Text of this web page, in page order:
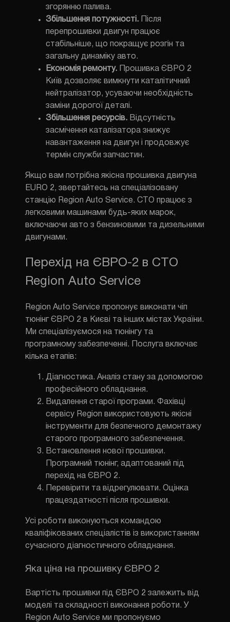
згорянню палива.
Збільшення потужності. Після
перепрошивки двигун працює
стабільніше, що покращує розгін та
загальну динаміку авто.
Економія ремонту. Прошивка ЄВРО 2
Київ дозволяє вимкнути каталітичний
нейтралізатор, усуваючи необхідність
заміни дорогої деталі.
Збільшення ресурсів. Відсутність
засмічення каталізатора знижує
навантаження на двигун і продовжує
термін служби запчастин.
Якщо вам потрібна якісна прошивка двигуна
EURO 2, звертайтесь на спеціалізовану
станцію Region Auto Service. СТО працює з
легковими машинами будь-яких марок,
включаючи авто з бензиновими та дизельними
двигунами.
Перехід на ЄВРО-2 в СТО
Region Auto Service
Region Auto Service пропонує виконати чіп
тюнінг ЄВРО 2 в Києві та інших містах України.
Ми спеціалізуємося на тюнінгу та
програмному забезпеченні. Послуга включає
кілька етапів:
Діагностика. Аналіз стану за допомогою
професійного обладнання.
Видалення старої програми. Фахівці
сервісу Region використовують якісні
інструменти для безпечного демонтажу
старого програмного забезпечення.
Встановлення нової прошивки.
Програмний тюнінг, адаптований під
перехід на ЄВРО 2.
Перевірити та відрегулювати. Оцінка
працездатності після прошивки.
Усі роботи виконуються командою
кваліфікованих спеціалістів із використанням
сучасного діагностичного обладнання.
Яка ціна на прошивку ЄВРО 2
Вартість прошивки під ЄВРО 2 залежить від
моделі та складності виконання роботи. У
Region Auto Service ми пропонуємо